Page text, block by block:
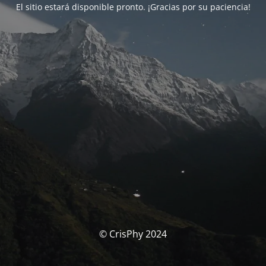
El sitio estará disponible pronto. ¡Gracias por su paciencia!
© CrisPhy 2024